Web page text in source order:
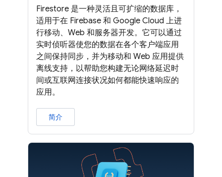
Firestore 是一种灵活且可扩缩的数据库，
适用于在 Firebase 和 Google Cloud 上进
行移动、Web 和服务器开发。它可以通过
实时侦听器使您的数据在各个客户端应用
之间保持同步，并为移动和 Web 应用提供
离线支持，以帮助您构建无论网络延迟时
间或互联网连接状况如何都能快速响应的
应用。
简介